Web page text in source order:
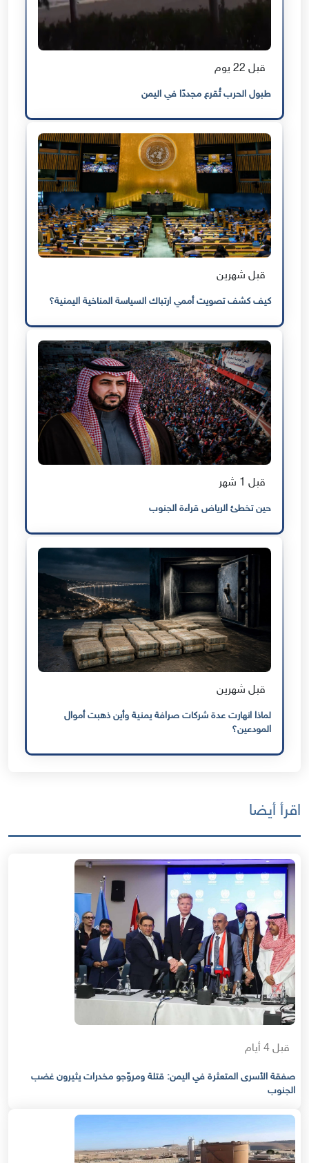
قبل 22 يوم
طبول الحرب تُقرع مجددًا في اليمن
قبل شهرين
كيف كشف تصويت أممي ارتباك السياسة المناخية اليمنية؟
قبل 1 شهر
حين تخطئ الرياض قراءة الجنوب
قبل شهرين
لماذا انهارت عدة شركات صرافة يمنية وأين ذهبت أموال
المودعين؟
اقرأ أيضا
قبل 4 أيام
صفقة الأسرى المتعثرة في اليمن: قتلة ومروّجو مخدرات يثيرون غضب
الجنوب